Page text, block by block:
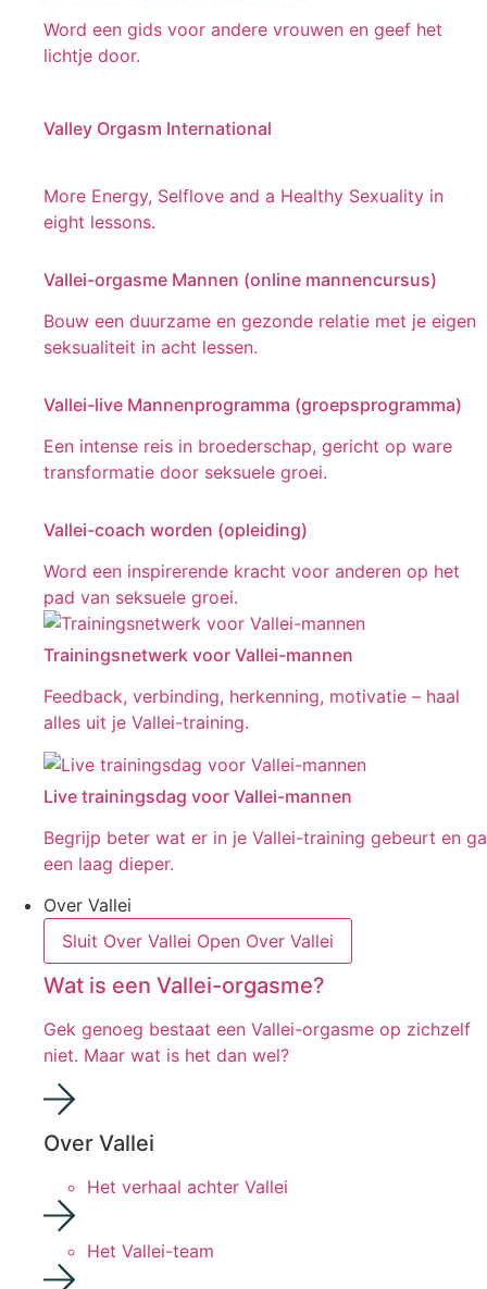
Word een gids voor andere vrouwen en geef het
lichtje door.
Valley Orgasm International
More Energy, Selflove and a Healthy Sexuality in
eight lessons.
Vallei-orgasme Mannen (online mannencursus)
Bouw een duurzame en gezonde relatie met je eigen
seksualiteit in acht lessen.
Vallei-live Mannenprogramma (groepsprogramma)
Een intense reis in broederschap, gericht op ware
transformatie door seksuele groei.
Vallei-coach worden (opleiding)
Word een inspirerende kracht voor anderen op het
pad van seksuele groei.
Trainingsnetwerk voor Vallei-mannen
Feedback, verbinding, herkenning, motivatie – haal
alles uit je Vallei-training.
Live trainingsdag voor Vallei-mannen
Begrijp beter wat er in je Vallei-training gebeurt en ga
een laag dieper.
Over Vallei
Sluit Over Vallei Open Over Vallei
Wat is een Vallei-orgasme?
Gek genoeg bestaat een Vallei-orgasme op zichzelf
niet. Maar wat is het dan wel?
Over Vallei
Het verhaal achter Vallei
Het Vallei-team